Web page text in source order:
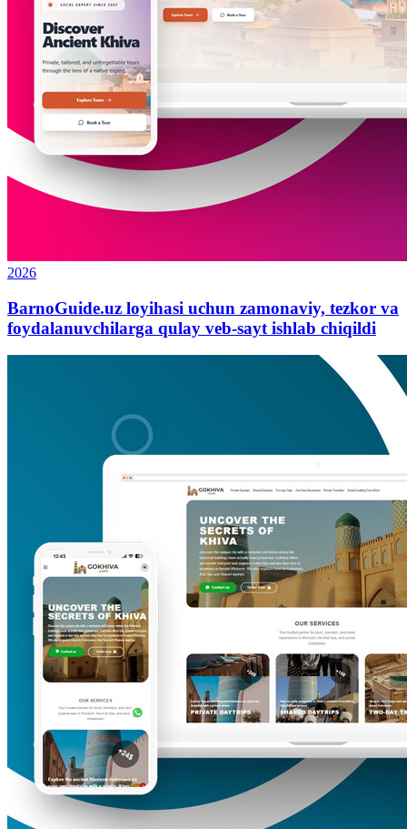
2026
BarnoGuide.uz loyihasi uchun zamonaviy, tezkor va
foydalanuvchilarga qulay veb-sayt ishlab chiqildi